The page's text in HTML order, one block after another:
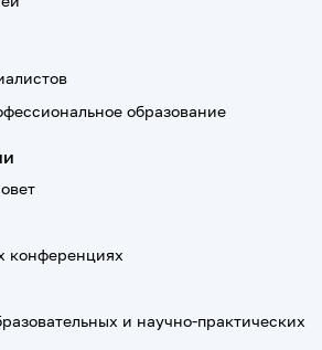
образование
конференциях
и научно-практических